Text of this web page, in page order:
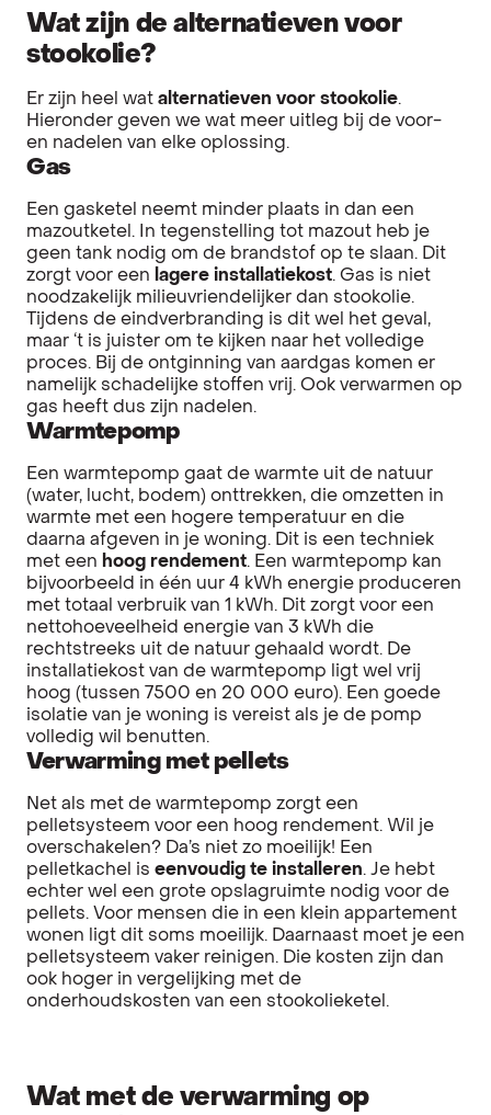
Wat zijn de alternatieven voor
stookolie?
Er zijn heel wat alternatieven voor stookolie.
Hieronder geven we wat meer uitleg bij de voor-
en nadelen van elke oplossing.
Gas
Een gasketel neemt minder plaats in dan een
mazoutketel. In tegenstelling tot mazout heb je
geen tank nodig om de brandstof op te slaan. Dit
zorgt voor een lagere installatiekost. Gas is niet
noodzakelijk milieuvriendelijker dan stookolie.
Tijdens de eindverbranding is dit wel het geval,
maar ‘t is juister om te kijken naar het volledige
proces. Bij de ontginning van aardgas komen er
namelijk schadelijke stoffen vrij. Ook verwarmen op
gas heeft dus zijn nadelen.
Warmtepomp
Een warmtepomp gaat de warmte uit de natuur
(water, lucht, bodem) onttrekken, die omzetten in
warmte met een hogere temperatuur en die
daarna afgeven in je woning. Dit is een techniek
met een hoog rendement. Een warmtepomp kan
bijvoorbeeld in één uur 4 kWh energie produceren
met totaal verbruik van 1 kWh. Dit zorgt voor een
nettohoeveelheid energie van 3 kWh die
rechtstreeks uit de natuur gehaald wordt. De
installatiekost van de warmtepomp ligt wel vrij
hoog (tussen 7500 en 20 000 euro). Een goede
isolatie van je woning is vereist als je de pomp
volledig wil benutten.
Verwarming met pellets
Net als met de warmtepomp zorgt een
pelletsysteem voor een hoog rendement. Wil je
overschakelen? Da’s niet zo moeilijk! Een
pelletkachel is eenvoudig te installeren. Je hebt
echter wel een grote opslagruimte nodig voor de
pellets. Voor mensen die in een klein appartement
wonen ligt dit soms moeilijk. Daarnaast moet je een
pelletsysteem vaker reinigen. Die kosten zijn dan
ook hoger in vergelijking met de
onderhoudskosten van een stookolieketel.
Wat met de verwarming op